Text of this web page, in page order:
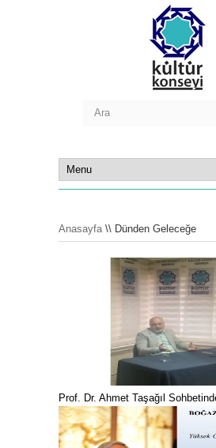
Anasayfa\\ Dünden Geleceğe
Prof. Dr. Ahmet Taşağıl